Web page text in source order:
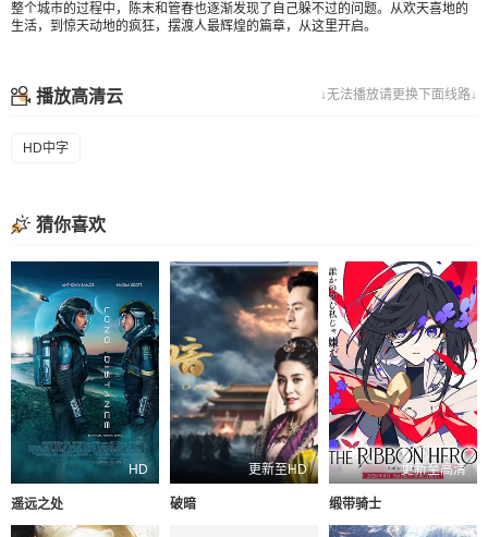
整个城市的过程中，陈末和管春也逐渐发现了自己躲不过的问题。从欢天喜地的
生活，到惊天动地的疯狂，摆渡人最辉煌的篇章，从这里开启。
↓无法播放请更换下面线路↓
播放高清云
HD中字
猜你喜欢
HD
遥远之处
更新至HD
破暗
更新至高清
缎带骑士